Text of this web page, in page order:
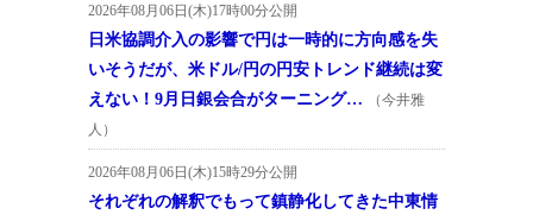
2026年08月06日(木)17時00分公開
日米協調介入の影響で円は一時的に方向感を失
いそうだが、米ドル/円の円安トレンド継続は変
えない！9月日銀会合がターニング…
（今井雅
人）
2026年08月06日(木)15時29分公開
それぞれの解釈でもって鎮静化してきた中東情